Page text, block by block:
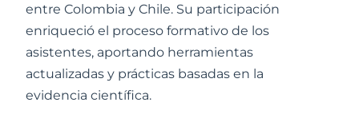
entre Colombia y Chile. Su participación
enriqueció el proceso formativo de los
asistentes, aportando herramientas
actualizadas y prácticas basadas en la
evidencia científica.